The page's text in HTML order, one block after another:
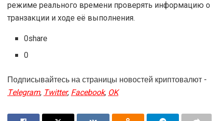
режиме реального времени проверять информацию о
транзакции и ходе её выполнения.
0share
0
Подписывайтесь на страницы новостей криптовалют -
Telegram,Twitter,Facebook,OK